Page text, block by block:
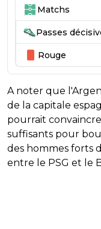
Matchs
Passes
Rouge
A noter que
de la capitale
pourrait
suffisants pour
des hommes forts
entre le PSG et le